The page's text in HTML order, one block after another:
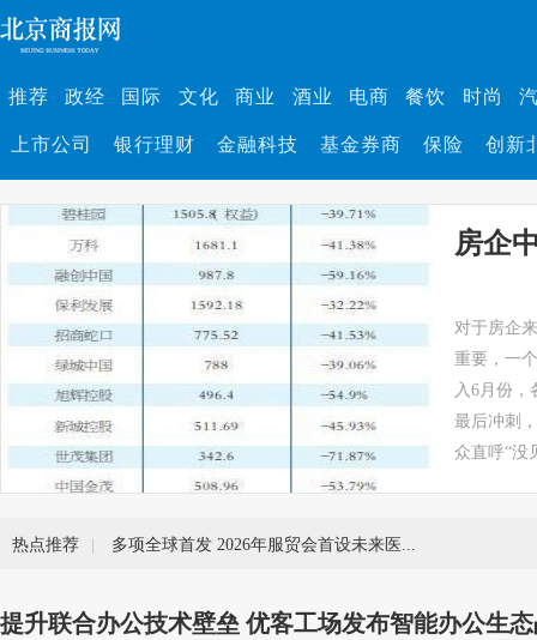
推荐 政经 国际 文化 商业 酒业 电商 餐饮 时尚
上市公司 银行理财 金融科技 基金券商 保险 创新
房企
对于房企
重要，一
入6月份
最后冲刺
众直呼“没
热点推荐 |
提升联合办公技术壁垒 优客工场发布智能办公生